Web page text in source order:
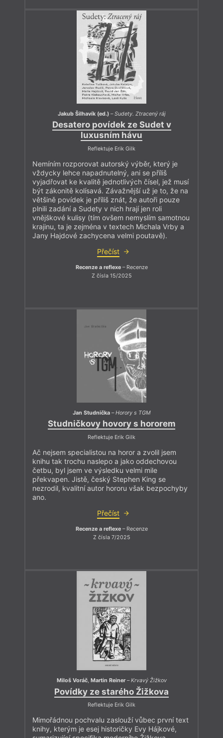
Jakub Šilhavík (ed.)–Sudety. Ztracený ráj
Desatero povídek ze Sudet v
luxusním hávu
Reflektuje Erik Gilk
Nemíním rozporovat autorský výběr, který je
vždycky lehce napadnutelný, ani se příliš
vyjadřovat ke kvalitě jednotlivých čísel, jež musí
být zákonitě kolísavá. Závažnější už je to, že na
většině povídek je příliš znát, že autoři pouze
plnili zadání a Sudety v nich hrají jen roli
vnějškové kulisy (tím ovšem nemyslím samotnou
krajinu, ta je zejména v textech Michala Vrby a
Jany Hajdové zachycena velmi poutavě).
Přečíst
Recenze a reflexe– Recenze
Z čísla 15/2025
Jan Studnička–Horory s TGM
Studničkovy hovory s hororem
Reflektuje Erik Gilk
Ač nejsem specialistou na horor a zvolil jsem
knihu tak trochu naslepo a jako oddechovou
četbu, byl jsem ve výsledku velmi mile
překvapen. Jistě, český Stephen King se
nezrodil, kvalitní autor hororu však bezpochyby
ano.
Přečíst
Recenze a reflexe– Recenze
Z čísla 7/2025
Miloš Voráč, Martin Reiner–Krvavý Žižkov
Povídky ze starého Žižkova
Reflektuje Erik Gilk
Mimořádnou pochvalu zaslouží vůbec první text
knihy, kterým je esej historičky Evy Hájkové,